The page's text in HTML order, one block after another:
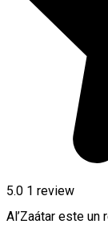
5.0 1 review
Al’Zaátar este un